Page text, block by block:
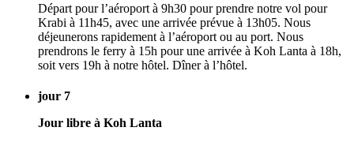
Départ pour l’aéroport à 9h30 pour prendre notre vol pour
Krabi à 11h45, avec une arrivée prévue à 13h05. Nous
déjeunerons rapidement à l’aéroport ou au port. Nous
prendrons le ferry à 15h pour une arrivée à Koh Lanta à 18h,
soit vers 19h à notre hôtel. Dîner à l’hôtel.
jour 7
Jour libre à Koh Lanta